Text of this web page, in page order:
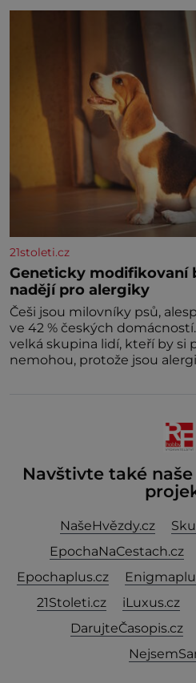
naší povaze, ale i v
znamení Ženy narozené ve
Střelce v sobě nesou žár,
21stoleti.cz
Geneticky modifikovaní
nadějí pro alergiky
Češi jsou milovníky psů,
ve 42 % českých
velká skupina lidí, kteří by si
nemohou, protože jsou
Navštivte také
NašeHvězdy.cz
EpochaNaCestach.cz
Epochaplus.cz
21Stoleti.cz
iLuxus.cz
DarujteČasopis.cz